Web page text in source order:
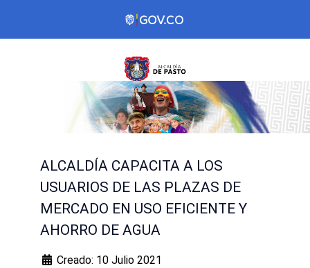
ALCALDÍA CAPACITA A LOS
USUARIOS DE LAS PLAZAS DE
MERCADO EN USO EFICIENTE Y
AHORRO DE AGUA
Creado: 10 Julio 2021